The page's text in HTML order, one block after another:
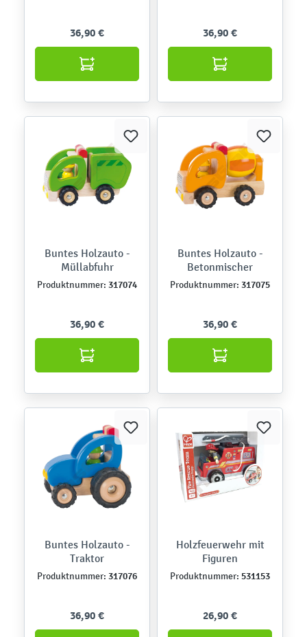
36,90 € 36,90 €
Buntes Holzauto -
Müllabfuhr
Produktnummer: 317074
36,90 €
Buntes Holzauto -
Betonmischer
Produktnummer: 317075
36,90 €
Buntes Holzauto -
Traktor
Produktnummer: 317076
36,90 €
Holzfeuerwehr mit
Figuren
Produktnummer: 531153
26,90 €